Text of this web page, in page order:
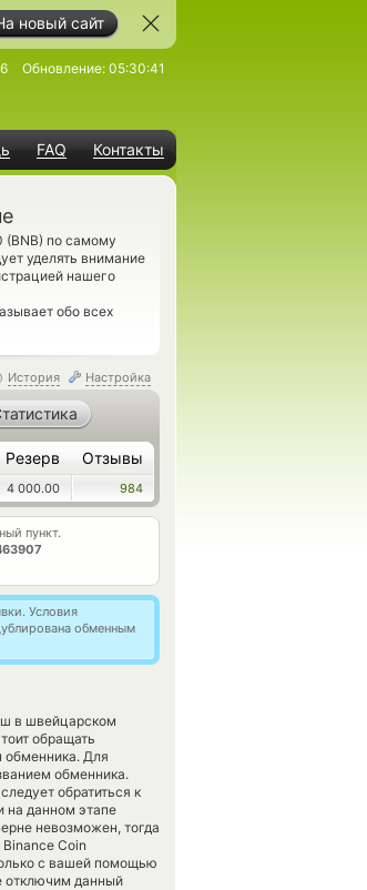
новый сайт
FAQ Контакты
Обновление: 05:30:41
(BNB) по самому
уделять внимание
нашего
обо всех
История Настройка
Резерв Отзывы
4 000.00 984
пункт.
Условия
обменным
в швейцарском
обращать
обменника. Для
обменника.
обратиться к
на данном этапе
невозможен, тогда
Coin
с вашей помощью
отключим данный